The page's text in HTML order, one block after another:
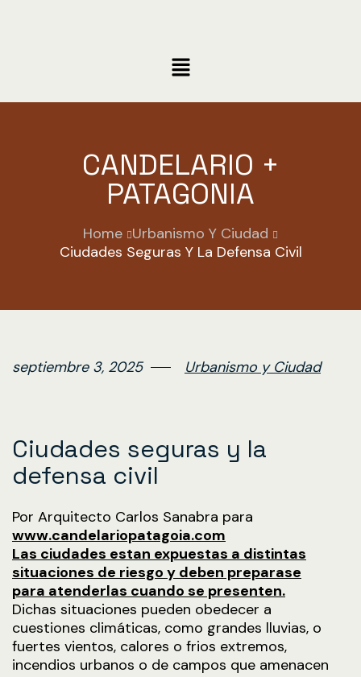
CANDELARIO +
PATAGONIA
Home Urbanismo Y Ciudad
Ciudades Seguras Y La Defensa Civil
septiembre 3, 2025 Urbanismo y Ciudad
Ciudades seguras y la
defensa civil
Por Arquitecto Carlos Sanabra para
www.candelariopatagoia.com
Las ciudades estan expuestas a distintas
situaciones de riesgo y deben preparase
para atenderlas cuando se presenten.
Dichas situaciones pueden obedecer a
cuestiones climáticas, como grandes lluvias, o
fuertes vientos, calores o frios extremos,
incendios urbanos o de campos que amenacen